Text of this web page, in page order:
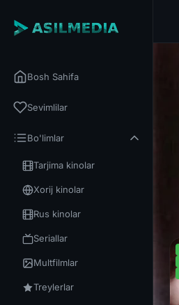
Bosh Sahifa
Sevimlilar
Bo'limlar
Tarjima kinolar
Xorij kinolar
Rus kinolar
Seriallar
Multfilmlar
Treylerlar